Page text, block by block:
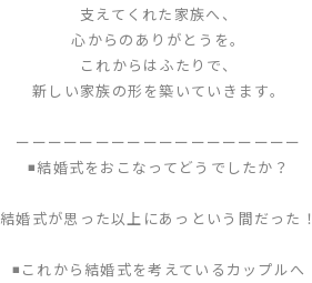
支えてくれた家族へ、
心からのありがとうを。
これからはふたりで、
新しい家族の形を築いていきます。
ーーーーーーーーーーーーーーーーーー
◾️結婚式をおこなってどうでしたか？
結婚式が思った以上にあっという間だった！
◾️これから結婚式を考えているカップルへ